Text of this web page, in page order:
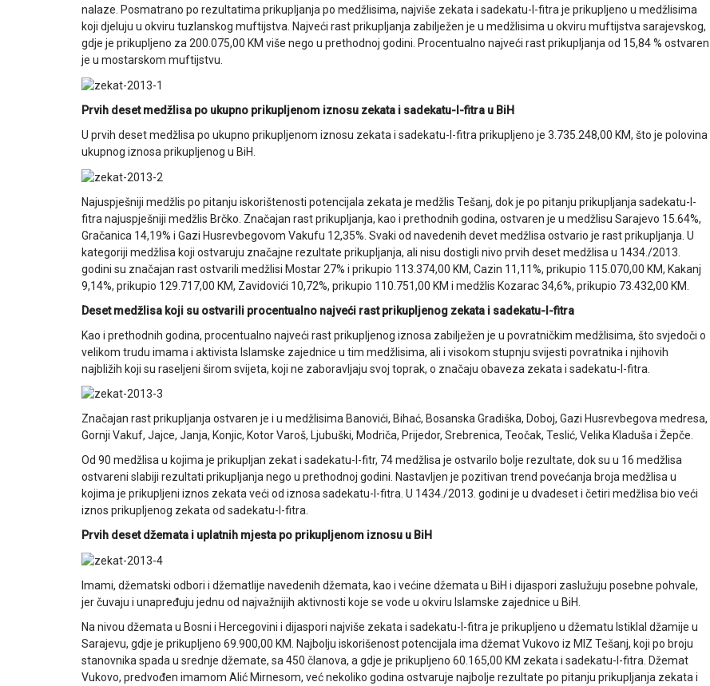
nalaze. Posmatrano po rezultatima prikupljanja po medžlisima, najviše zekata i sadekatu-l-fitra je prikupljeno u medžlisima
koji djeluju u okviru tuzlanskog muftijstva. Najveći rast prikupljanja zabilježen je u medžlisima u okviru muftijstva sarajevskog,
gdje je prikupljeno za 200.075,00 KM više nego u prethodnoj godini. Procentualno najveći rast prikupljanja od 15,84 % ostvaren
je u mostarskom muftijstvu.
Prvih deset medžlisa po ukupno prikupljenom iznosu zekata i sadekatu-l-fitra u BiH
U prvih deset medžlisa po ukupno prikupljenom iznosu zekata i sadekatu-l-fitra prikupljeno je 3.735.248,00 KM, što je polovina
ukupnog iznosa prikupljenog u BiH.
Najuspješniji medžlis po pitanju iskorištenosti potencijala zekata je medžlis Tešanj, dok je po pitanju prikupljanja sadekatu-l-
fitra najuspješniji medžlis Brčko. Značajan rast prikupljanja, kao i prethodnih godina, ostvaren je u medžlisu Sarajevo 15.64%,
Gračanica 14,19% i Gazi Husrevbegovom Vakufu 12,35%. Svaki od navedenih devet medžlisa ostvario je rast prikupljanja. U
kategoriji medžlisa koji ostvaruju značajne rezultate prikupljanja, ali nisu dostigli nivo prvih deset medžlisa u 1434./2013.
godini su značajan rast ostvarili medžlisi Mostar 27% i prikupio 113.374,00 KM, Cazin 11,11%, prikupio 115.070,00 KM, Kakanj
9,14%, prikupio 129.717,00 KM, Zavidovići 10,72%, prikupio 110.751,00 KM i medžlis Kozarac 34,6%, prikupio 73.432,00 KM.
Deset medžlisa koji su ostvarili procentualno najveći rast prikupljenog zekata i sadekatu-l-fitra
Kao i prethodnih godina, procentualno najveći rast prikupljenog iznosa zabilježen je u povratničkim medžlisima, što svjedoči o
velikom trudu imama i aktivista Islamske zajednice u tim medžlisima, ali i visokom stupnju svijesti povratnika i njihovih
najbližih koji su raseljeni širom svijeta, koji ne zaboravljaju svoj toprak, o značaju obaveza zekata i sadekatu-l-fitra.
Značajan rast prikupljanja ostvaren je i u medžlisima Banovići, Bihać, Bosanska Gradiška, Doboj, Gazi Husrevbegova medresa,
Gornji Vakuf, Jajce, Janja, Konjic, Kotor Varoš, Ljubuški, Modriča, Prijedor, Srebrenica, Teočak, Teslić, Velika Kladuša i Žepče.
Od 90 medžlisa u kojima je prikupljan zekat i sadekatu-l-fitr, 74 medžlisa je ostvarilo bolje rezultate, dok su u 16 medžlisa
ostvareni slabiji rezultati prikupljanja nego u prethodnoj godini. Nastavljen je pozitivan trend povećanja broja medžlisa u
kojima je prikupljeni iznos zekata veći od iznosa sadekatu-l-fitra. U 1434./2013. godini je u dvadeset i četiri medžlisa bio veći
iznos prikupljenog zekata od sadekatu-l-fitra.
Prvih deset džemata i uplatnih mjesta po prikupljenom iznosu u BiH
Imami, džematski odbori i džematlije navedenih džemata, kao i većine džemata u BiH i dijaspori zaslužuju posebne pohvale,
jer čuvaju i unapređuju jednu od najvažnijih aktivnosti koje se vode u okviru Islamske zajednice u BiH.
Na nivou džemata u Bosni i Hercegovini i dijaspori najviše zekata i sadekatu-l-fitra je prikupljeno u džematu Istiklal džamije u
Sarajevu, gdje je prikupljeno 69.900,00 KM. Najbolju iskorišenost potencijala ima džemat Vukovo iz MIZ Tešanj, koji po broju
stanovnika spada u srednje džemate, sa 450 članova, a gdje je prikupljeno 60.165,00 KM zekata i sadekatu-l-fitra. Džemat
Vukovo, predvođen imamom Alić Mirnesom, već nekoliko godina ostvaruje najbolje rezultate po pitanju prikupljanja zekata i